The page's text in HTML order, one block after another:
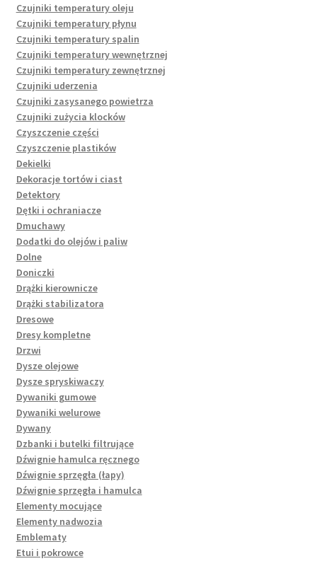
Czujniki temperatury oleju
Czujniki temperatury płynu
Czujniki temperatury spalin
Czujniki temperatury wewnętrznej
Czujniki temperatury zewnętrznej
Czujniki uderzenia
Czujniki zasysanego powietrza
Czujniki zużycia klocków
Czyszczenie części
Czyszczenie plastików
Dekielki
Dekoracje tortów i ciast
Detektory
Dętki i ochraniacze
Dmuchawy
Dodatki do olejów i paliw
Dolne
Doniczki
Drążki kierownicze
Drążki stabilizatora
Dresowe
Dresy kompletne
Drzwi
Dysze olejowe
Dysze spryskiwaczy
Dywaniki gumowe
Dywaniki welurowe
Dywany
Dzbanki i butelki filtrujące
Dźwignie hamulca ręcznego
Dźwignie sprzęgła (łapy)
Dźwignie sprzęgła i hamulca
Elementy mocujące
Elementy nadwozia
Emblematy
Etui i pokrowce